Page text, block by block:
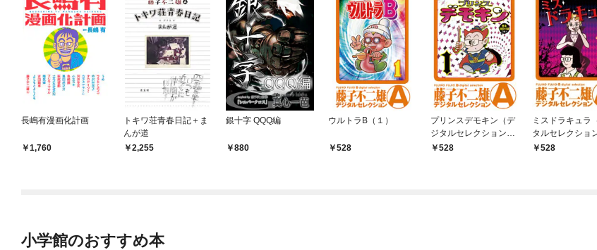
長嶋有漫画化計画
1,760
トキワ荘青春日記＋ま
んが道
2,255
銀十字 QQQ編
880
ウルトラB（１）
528
プリンスデモキン（デ
ジタルセレクション）
（１）
528
ミスドラキュラ
タルセレクショ
（１）
528
小学館のおすすめ本